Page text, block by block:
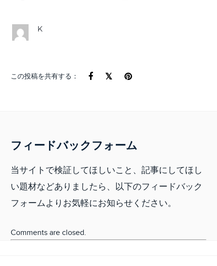
K
この投稿を共有する：
フィードバックフォーム
当サイトで検証してほしいこと、記事にしてほし
い題材などありましたら、以下のフィードバック
フォームよりお気軽にお知らせください。
Comments are closed.